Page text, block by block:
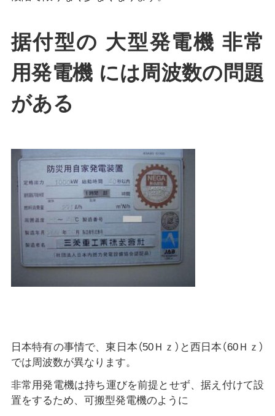
据付型の 大型発電機 非常
用発電機 には周波数の問題
がある
日本特有の事情で、東日本（50Ｈｚ）と西日本（60Ｈｚ）
では周波数が異なります。
非常用発電機は持ち運びを前提とせず、据え付けて設
置をするため、可搬型発電機のように